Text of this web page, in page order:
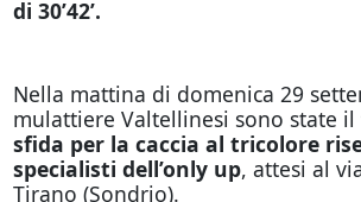
di 30’42’.
Nella mattina di domenica 29
mulattiere Valtellinesi sono state il
sfida per la caccia al tricolore
specialisti dell’only up, attesi al
Tirano (Sondrio).